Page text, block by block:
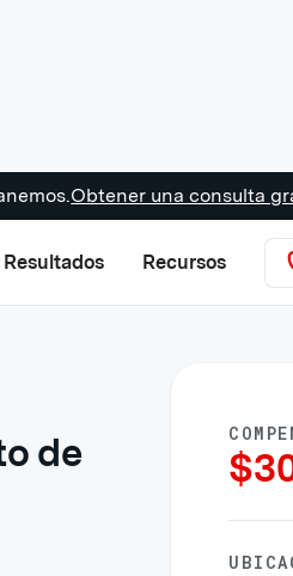
Obtener una consulta
Resultados Recursos
de
$